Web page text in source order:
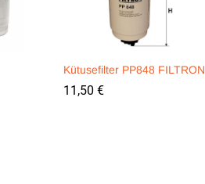
Kütusefilter PP848 FILTRON
11,50 €